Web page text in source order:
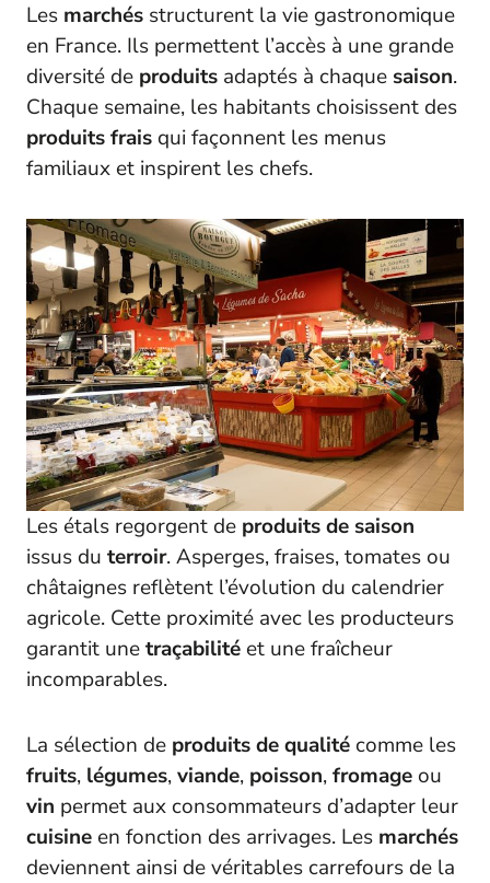
Les marchés structurent la vie gastronomique
en France. Ils permettent l’accès à une grande
diversité de produits adaptés à chaque saison.
Chaque semaine, les habitants choisissent des
produits frais qui façonnent les menus
familiaux et inspirent les chefs.
Les étals regorgent de produits de saison
issus du terroir. Asperges, fraises, tomates ou
châtaignes reflètent l’évolution du calendrier
agricole. Cette proximité avec les producteurs
garantit unetraçabilité et une fraîcheur
incomparables.
La sélection de produits de qualité comme les
fruits, légumes,viande, poisson,fromage ou
vin permet aux consommateurs d’adapter leur
cuisine en fonction des arrivages. Les marchés
deviennent ainsi de véritables carrefours de la